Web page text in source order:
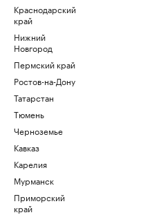
Краснодарский
край
Нижний
Новгород
Пермский край
Ростов-на-Дону
Татарстан
Тюмень
Черноземье
Кавказ
Карелия
Мурманск
Приморский
край